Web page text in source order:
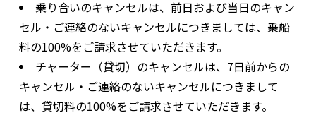
乗り合いのキャンセルは、前日および当日のキャン
セル・ご連絡のないキャンセルにつきましては、乗船
料の100%をご請求させていただきます。
チャーター（貸切）のキャンセルは、7日前からの
キャンセル・ご連絡のないキャンセルにつきまして
は、貸切料の100%をご請求させていただきます。